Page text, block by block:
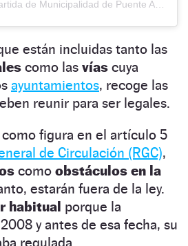
están incluidas tanto las
como las vías cuya
ayuntamientos, recoge las
reunir para ser legales.
como figura en el artículo 5
de Circulación (RGC),
como obstáculos en la
estarán fuera de la ley.
habitual porque la
y antes de esa fecha, su
regulada.